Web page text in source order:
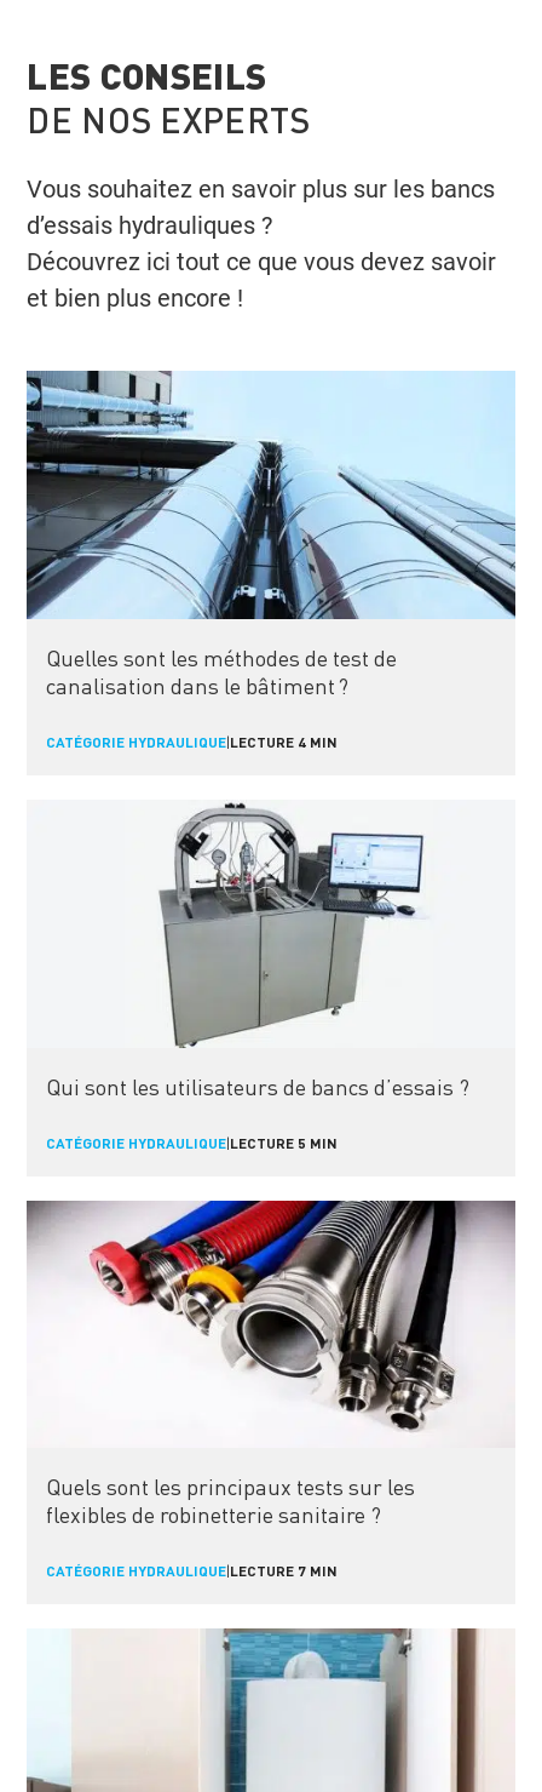
LES CONSEILS
DE NOS EXPERTS
Vous souhaitez en savoir plus sur les bancs
d’essais hydrauliques ?
Découvrez ici tout ce que vous devez savoir
et bien plus encore !
Quelles sont les méthodes de test de
canalisation dans le bâtiment ?
CATÉGORIE HYDRAULIQUE|LECTURE 4 MIN
Qui sont les utilisateurs de bancs d’essais ?
CATÉGORIE HYDRAULIQUE|LECTURE 5 MIN
Quels sont les principaux tests sur les
flexibles de robinetterie sanitaire ?
CATÉGORIE HYDRAULIQUE|LECTURE 7 MIN